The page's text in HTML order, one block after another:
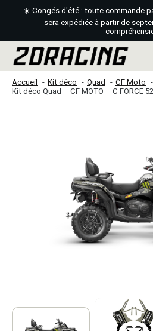
☀️ Congés d'été : toute commande
sera expédiée à partir de
Accueil Kit déco Quad CF Moto
Kit déco Quad – CF MOTO – C FORCE